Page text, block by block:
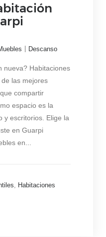
Descanso
nueva? Habitaciones
las mejores
compartir
espacio es la
y escritorios. Elige la
en Guarpi
en...
Habitaciones